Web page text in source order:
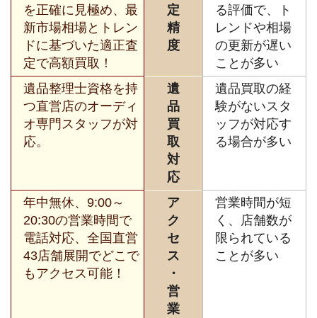
を正確に見極め、最
新市場相場とトレン
ドに基づいた適正査
定で高額買取！
定
精
度
る評価で、ト
レンドや相場
の更新が遅い
ことが多い
遺品整理士資格を持
つ直営店のオーディ
オ専門スタッフが対
応。
遺
品
買
取
対
応
遺品買取の経
験がないスタ
ッフが対応す
る場合が多い
年中無休、9:00～
20:30の営業時間で
電話対応、全国直営
43店舗展開でどこで
もアクセス可能！
ア
ク
セ
ス
・
営
業
営業時間が短
く、店舗数が
限られている
ことが多い